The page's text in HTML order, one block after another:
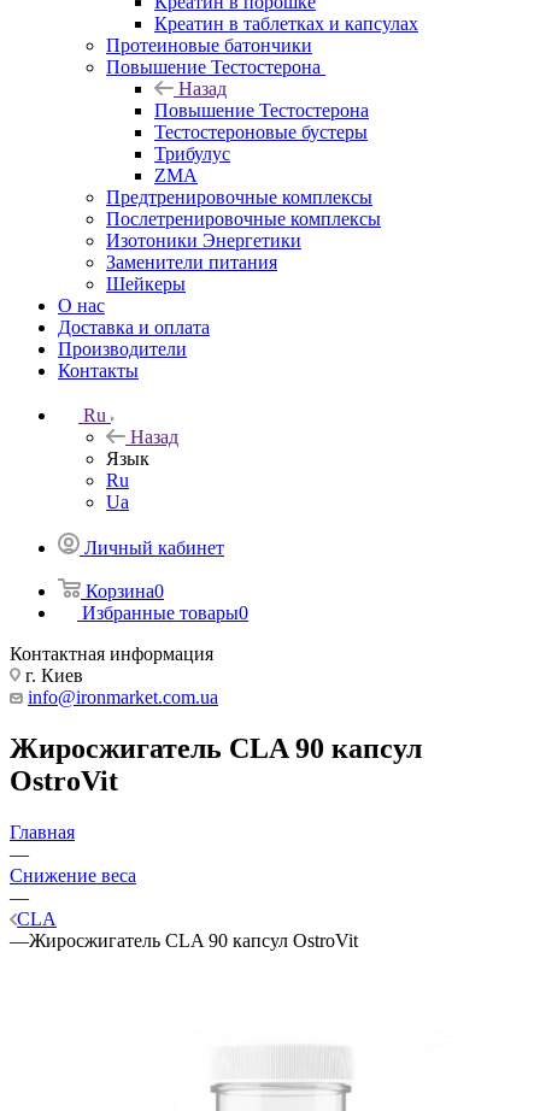
Креатин в таблетках и капсулах
Протеиновые батончики
Повышение Тестостерона
Назад
Повышение Тестостерона
Тестостероновые бустеры
Трибулус
ZMA
Предтренировочные комплексы
Послетренировочные комплексы
Изотоники Энергетики
Заменители питания
Шейкеры
О нас
Доставка и оплата
Производители
Контакты
Ru
Назад
Язык
Ru
Ua
Личный кабинет
Корзина0
Избранные товары0
Контактная информация
г. Киев
info@ironmarket.com.ua
Жиросжигатель CLA 90 капсул
OstroVit
Главная
—
Снижение веса
—
CLA
—Жиросжигатель CLA 90 капсул OstroVit